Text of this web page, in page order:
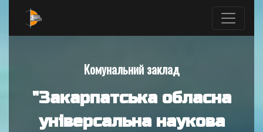
Комунальний заклад
"Закарпатська обласна
універсальна наукова